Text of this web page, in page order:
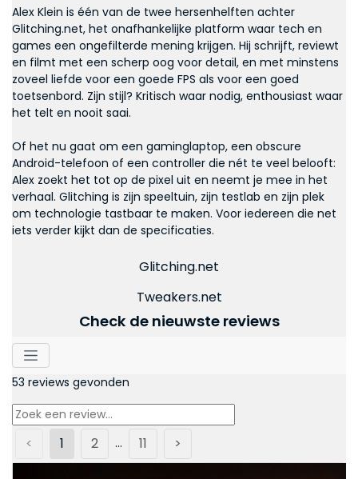
Alex Klein is één van de twee hersenhelften achter
Glitching.net, het onafhankelijke platform waar tech en
games een ongefilterde mening krijgen. Hij schrijft, reviewt
en filmt met een scherp oog voor detail, en met minstens
zoveel liefde voor een goede FPS als voor een goed
toetsenbord. Zijn stijl? Kritisch waar nodig, enthousiast waar
het telt en nooit saai.
Of het nu gaat om een gaminglaptop, een obscure
Android-telefoon of een controller die nét te veel belooft:
Alex zoekt het tot op de pixel uit en neemt je mee in het
verhaal. Glitching is zijn speeltuin, zijn testlab en zijn plek
om technologie tastbaar te maken. Voor iedereen die net
iets verder kijkt dan de specificaties.
Glitching.net
Tweakers.net
Check de nieuwste reviews
53 reviews gevonden
< 1 2 ... 11 >